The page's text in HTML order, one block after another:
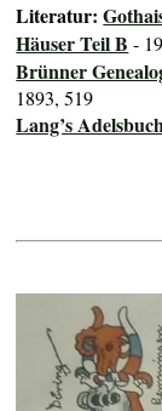
Literatur:
Häuser Teil B -
Brünner
1893, 519
Lang’s